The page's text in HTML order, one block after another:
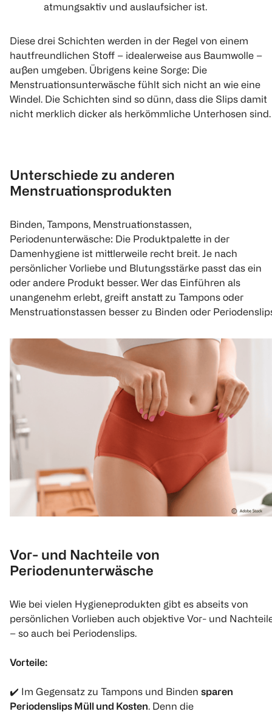
atmungsaktiv und auslaufsicher ist.
Diese drei Schichten werden in der Regel von einem
hautfreundlichen Stoff – idealerweise aus Baumwolle –
außen umgeben. Übrigens keine Sorge: Die
Menstruationsunterwäsche fühlt sich nicht an wie eine
Windel. Die Schichten sind so dünn, dass die Slips damit
nicht merklich dicker als herkömmliche Unterhosen
Unterschiede zu anderen
Menstruationsprodukten
Binden, Tampons, Menstruationstassen,
Periodenunterwäsche: Die Produktpalette in der
Damenhygiene ist mittlerweile recht breit. Je nach
persönlicher Vorliebe und Blutungsstärke passt das ein
oder andere Produkt besser. Wer das Einführen als
unangenehm erlebt, greift anstatt zu Tampons oder
Menstruationstassen besser zu Binden oder
Vor- und Nachteile von
Periodenunterwäsche
Wie bei vielen Hygieneprodukten gibt es abseits von
persönlichen Vorlieben auch objektive Vor- und
– so auch bei Periodenslips.
Vorteile:
✔️ Im Gegensatz zu Tampons und Binden sparen
Periodenslips Müll und Kosten. Denn die